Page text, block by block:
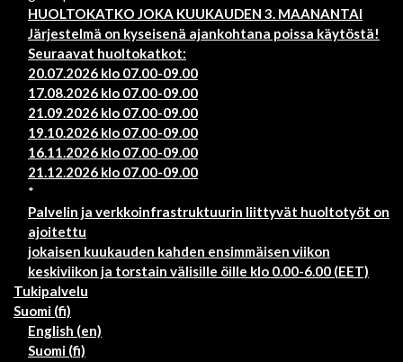
HUOLTOKATKO JOKA KUUKAUDEN 3. MAANANTAI
Järjestelmä on kyseisenä ajankohtana poissa käytöstä!
Seuraavat huoltokatkot:
20.07.2026 klo 07.00-09.00
17.08.2026 klo 07.00-09.00
21.09.2026 klo 07.00-09.00
19.10.2026 klo 07.00-09.00
16.11.2026 klo 07.00-09.00
21.12.2026 klo 07.00-09.00
*
Palvelin ja verkkoinfrastruktuurin liittyvät huoltotyöt on
ajoitettu
jokaisen kuukauden kahden ensimmäisen viikon
keskiviikon ja torstain välisille öille klo 0.00-6.00 (EET)
Tukipalvelu
Suomi ‎(fi)‎
English ‎(en)‎
Suomi ‎(fi)‎